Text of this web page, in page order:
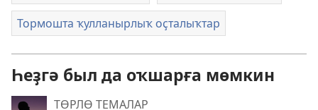
Тормошта ҡулланырлыҡ оҫталыҡтар
Һеҙгә был да оҡшарға мөмкин
ТӨРЛӨ ТЕМАЛАР